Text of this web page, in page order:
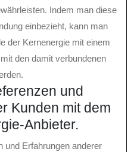
Indem man diese
einbezieht, kann man
der Kernenergie mit einem
den damit verbundenen
und
Kunden mit dem
Anbieter.
und Erfahrungen anderer